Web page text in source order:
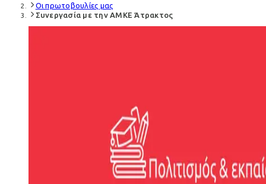
Οι πρωτοβουλίες μας
Συνεργασία με την ΑΜΚΕ Άτρακτος